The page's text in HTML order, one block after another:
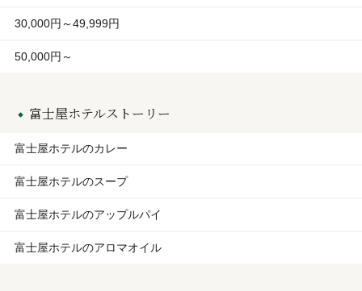
30,000円～49,999円
50,000円～
富士屋ホテルストーリー
富士屋ホテルのカレー
富士屋ホテルのスープ
富士屋ホテルのアップルパイ
富士屋ホテルのアロマオイル